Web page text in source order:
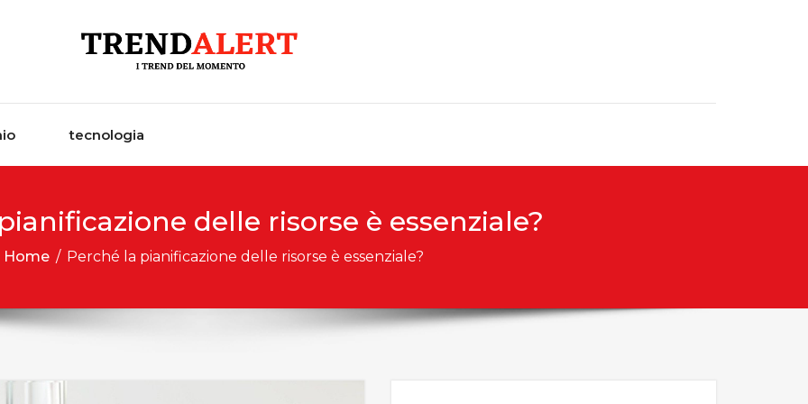
tecnologia
delle risorse è essenziale?
Home / Perché la pianificazione delle risorse è essenziale?